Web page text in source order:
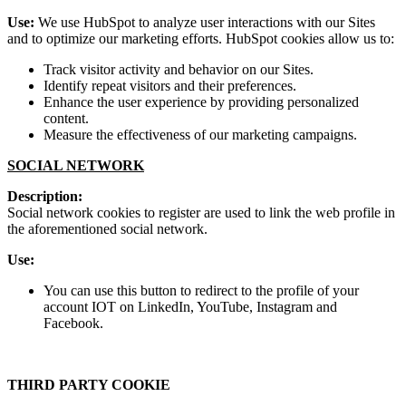
Use: We use HubSpot to analyze user interactions with our Sites
and to optimize our marketing efforts. HubSpot cookies allow us to:
Track visitor activity and behavior on our Sites.
Identify repeat visitors and their preferences.
Enhance the user experience by providing personalized
content.
Measure the effectiveness of our marketing campaigns.
SOCIAL NETWORK
Description:
Social network cookies to register are used to link the web profile in
the aforementioned social network.
Use:
You can use this button to redirect to the profile of your
account IOT on LinkedIn, YouTube, Instagram and
Facebook.
THIRD PARTY COOKIE